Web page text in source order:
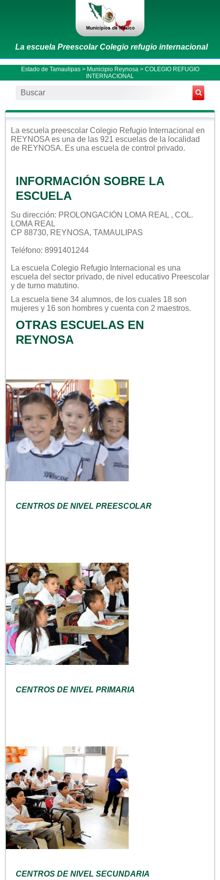
La escuela Preescolar Colegio refugio internacional
Estado de Tamaulipas> Municipio Reynosa > COLEGIO REFUGIO
INTERNACIONAL
La escuela preescolar Colegio Refugio Internacional en
REYNOSA es una de las 921 escuelas de la localidad
de REYNOSA. Es una escuela de control privado.
INFORMACIÓN SOBRE LA
ESCUELA
Su dirección: PROLONGACIÓN LOMA REAL , COL.
LOMA REAL
CP 88730, REYNOSA, TAMAULIPAS
Teléfono: 8991401244
La escuela Colegio Refugio Internacional es una
escuela del sector privado, de nivel educativo Preescolar
y de turno matutino.
La escuela tiene 34 alumnos, de los cuales 18 son
mujeres y 16 son hombres y cuenta con 2 maestros.
OTRAS ESCUELAS EN
REYNOSA
CENTROS DE NIVEL PREESCOLAR
CENTROS DE NIVEL PRIMARIA
CENTROS DE NIVEL SECUNDARIA